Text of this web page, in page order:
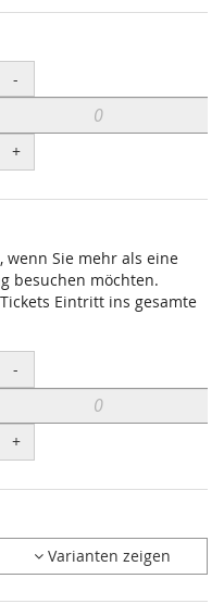
Menge
-
+
wenn Sie mehr als eine
besuchen möchten.
Eintritt ins gesamte
Menge
-
+
Varianten zeigen